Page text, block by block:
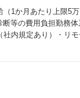
（1か月あたり上限5
等の費用負担勤務
内規定あり）・リ